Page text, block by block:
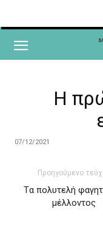
H
07/12/2021
Προηγούμενο
Tα πολυτελή
μέλλοντος